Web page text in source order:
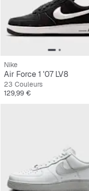
Nike
Air Force 1 '07 LV8
23 Couleurs
Prix
129,99 €